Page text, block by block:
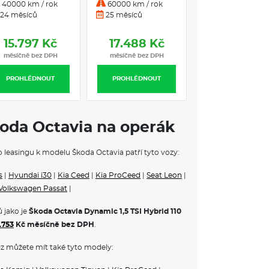
oceli
lištou
v barvě karoserie
vyhřívaný volant s pádly
40000 km / rok
24 měsíců
PROHLÉDNOUT
15.797 Kč
měsíčně bez DPH
60000 km / rok
25 měsíců
PROHLÉDNOUT
17.488 Kč
měsíčně bez DPH
Octavia na operák
leasingu k modelu Škoda Octavia patří tyto vozy:
Hyundai i30 Kia Ceed Kia ProCeed Seat Leon
Passat
jako je Škoda Octavia Dynamic 1,5 TSI Hybrid 110
Kč měsíčně bez DPH
můžete mít také tyto modely: